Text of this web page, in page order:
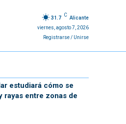
31.7
C
Alicante
viernes, agosto 7, 2026
Registrarse / Unirse
estudiará cómo se
rayas entre zonas de